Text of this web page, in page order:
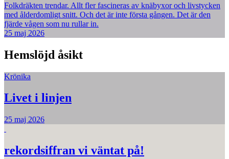
Folkdräkten trendar. Allt fler fascineras av knäbyxor och livstycken
med ålderdomligt snitt. Och det är inte första gången. Det är den
fjärde vågen som nu rullar in.
25 maj 2026
Hemslöjd åsikt
Krönika
Livet i linjen
25 maj 2026
rekordsiffran vi väntat på!